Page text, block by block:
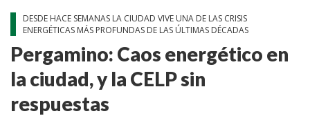
DESDE HACE SEMANAS LA CIUDAD VIVE UNA DE LAS CRISIS
ENERGÉTICAS MÁS PROFUNDAS DE LAS ÚLTIMAS DÉCADAS
Pergamino: Caos energético en
la ciudad, y la CELP sin
respuestas